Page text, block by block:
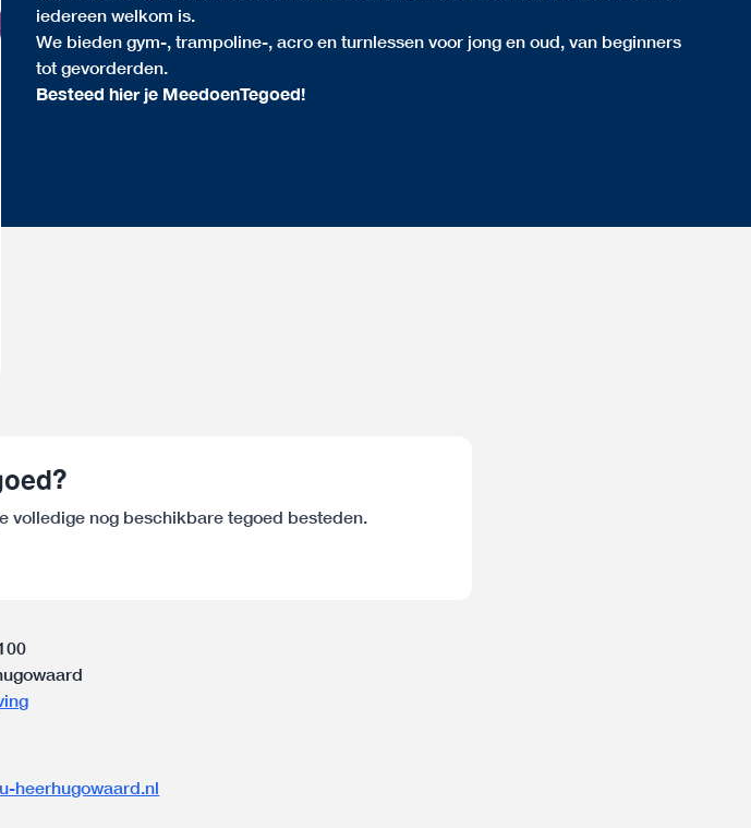
iedereen welkom is.
We bieden gym-, trampoline-, acro en turnlessen voor jong en oud, van beginners
tot gevorderden.
Besteed hier je MeedoenTegoed!
volledige nog beschikbare tegoed besteden.
heerhugowaard.nl